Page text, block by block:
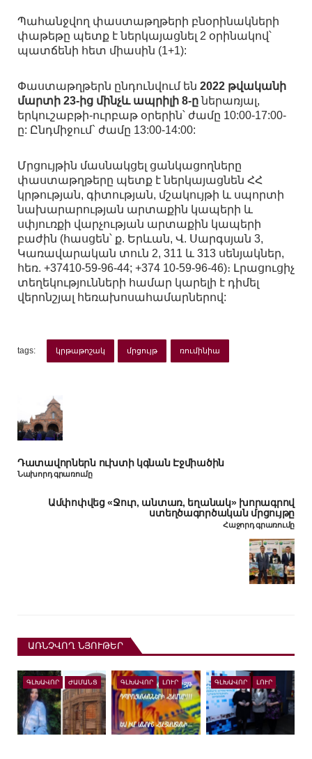
Պահանջվող փաստաթղթերի բնօրինակների
փաթեթը պետք է ներկայացնել 2 օրինակով՝
պատճենի հետ միասին (1+1):
Փաստաթղթերն ընդունվում են 2022 թվականի
մարտի 23-ից մինչև ապրիլի 8-ըներառյալ,
երկուշաբթի-ուրբաթ օրերին՝ ժամը 10:00-17:00-
ը: Ընդմիջում` ժամը 13:00-14:00:
Մրցույթին մասնակցել ցանկացողները
փաստաթղթերը պետք է ներկայացնեն ՀՀ
կրթության, գիտության, մշակույթի և սպորտի
նախարարության արտաքին կապերի և
սփյուռքի վարչության արտաքին կապերի
բաժին (հասցեն՝ ք. Երևան, Վ. Սարգսյան 3,
Կառավարական տուն 2, 311 և 313 սենյակներ,
հեռ. +37410-59-96-44; +374 10-59-96-46)։ Լրացուցիչ
տեղեկությունների համար կարելի է դիմել
վերոնշյալ հեռախոսահամարներով:
tags: կրթաթոշակ մրցույթ ռումինիա
Դատավորներն ուխտի կգնան Էջմիածին
Նախորդ գրառումը
Ամփոփվեց «Ջուր, անտառ, եղանակ» խորագրով
ստեղծագործական մրցույթը
Հաջորդ գրառումը
ԱՌՆՉՎՈՂ ՆՅՈՒԹԵՐ
ԳԼԽԱՎՈՐ ԺԱՄԱՆՑ ԳԼԽԱՎՈՐ ԼՈՒՐ ԳԼԽԱՎՈՐ ԼՈՒՐ